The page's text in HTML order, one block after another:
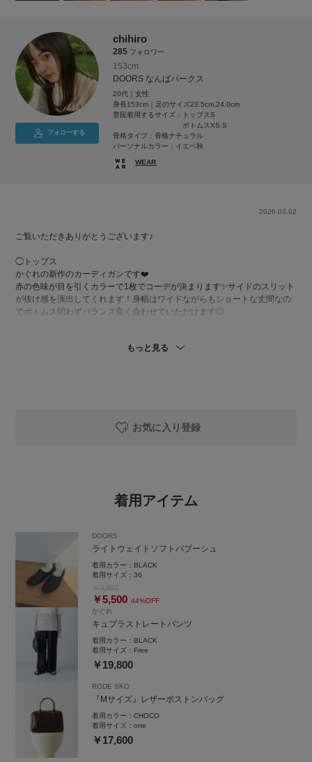
フォローする
chihiro
285 フォロワー
153cm
DOORS なんばパークス
20代｜女性
身長153cm｜足のサイズ23.5cm,24.0cm
普段着用するサイズ：
トップスS
ボトムスXS,S
骨格タイプ：骨格ナチュラル
パーソナルカラー：イエベ秋
WEAR
2026.03.02
ご覧いただきありがとうございます♪
◯トップス
かぐれの新作のカーディガンです❤️
赤の色味が目を引くカラーで1枚でコーデが決まります✨サイドのスリット
が抜け感を演出してくれます！身幅はワイドながらもショートな丈間なの
でボトムス問わずバランス良く合わせていただけます◎
さりげなく、エレガントな雰囲気にしてくれるパンツです🌟 スッキリと見
少しでも参考にしていただけると嬉しいです🙂‍↕️
もっと見る
お気に入り登録
着用アイテム
DOORS
ライトウェイトソフトバブーシュ
着用カラー： BLACK
着用サイズ：36
￥5,500 44%OFF
かぐれ
キュプラストレートパンツ
着用カラー： BLACK
着用サイズ： Free
￥19,800
RODE SKO
『Mサイズ』レザーボストンバッグ
着用カラー：CHOCO
着用サイズ：one
￥17,600